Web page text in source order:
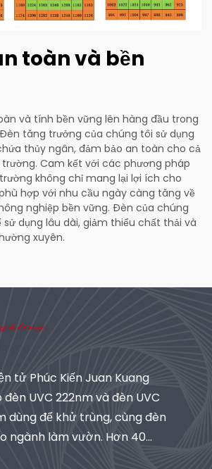
toàn và bền
và tính bền vững lên hàng đầu trong
tăng trưởng của chúng tôi sử dụng
thủy ngân, đảm bảo an toàn cho cả
Cam kết với các phương pháp
không chỉ mang lại lợi ích cho
hợp với nhu cầu ngày càng tăng về
nghiệp bền vững. Đèn của chúng
dụng lâu dài, giảm thiểu chất thải và
xuyên.
tử Phúc Kiến Juan Kuang
UVC 222nm và đèn UVC
dùng để khử trùng, cùng đèn
ngành làm vườn. Hơn 40